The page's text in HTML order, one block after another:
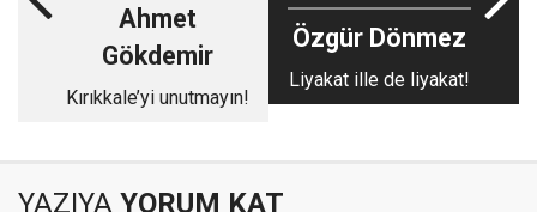
Ahmet
Gökdemir
Kırıkkale’yi unutmayın!
Özgür Dönmez
Liyakat ille de liyakat!
YAZIYA YORUM KAT